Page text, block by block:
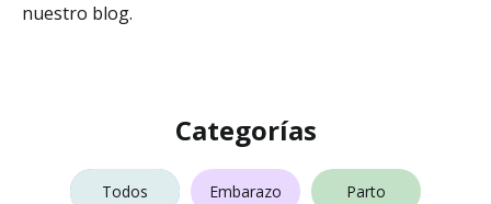
nuestro blog.
Categorías
Embarazo Parto
Fertilidad
Todos